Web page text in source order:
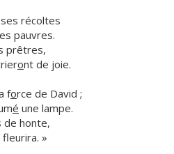
récoltes
pauvres.
prêtres,
ont de joie.
force de David ;
é une lampe.
de honte,
fleurira. »